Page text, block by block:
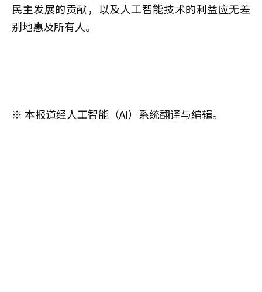
民主发展的贡献，以及人工智能技术的利益应无差
别地惠及所有人。
※ 本报道经人工智能（AI）系统翻译与编辑。